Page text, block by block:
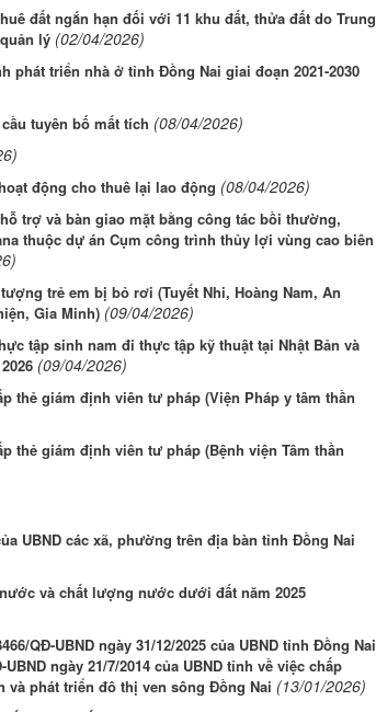
đất ngắn hạn đối với 11 khu đất, thửa đất do Trung
lý (02/04/2026)
phát triển nhà ở tỉnh Đồng Nai giai đoạn 2021-2030
tuyên bố mất tích (08/04/2026)
động cho thuê lại lao động (08/04/2026)
trợ và bàn giao mặt bằng công tác bồi thường,
thuộc dự án Cụm công trình thủy lợi vùng cao biên
trẻ em bị bỏ rơi (Tuyết Nhi, Hoàng Nam, An
Gia Minh) (09/04/2026)
tập sinh nam đi thực tập kỹ thuật tại Nhật Bản và
(09/04/2026)
thẻ giám định viên tư pháp (Viện Pháp y tâm thần
thẻ giám định viên tư pháp (Bệnh viện Tâm thần
UBND các xã, phường trên địa bàn tỉnh Đồng Nai
và chất lượng nước dưới đất năm 2025
QĐ-UBND ngày 31/12/2025 của UBND tỉnh Đồng Nai
ngày 21/7/2014 của UBND tỉnh về việc chấp
và phát triển đô thị ven sông Đồng Nai (13/01/2026)